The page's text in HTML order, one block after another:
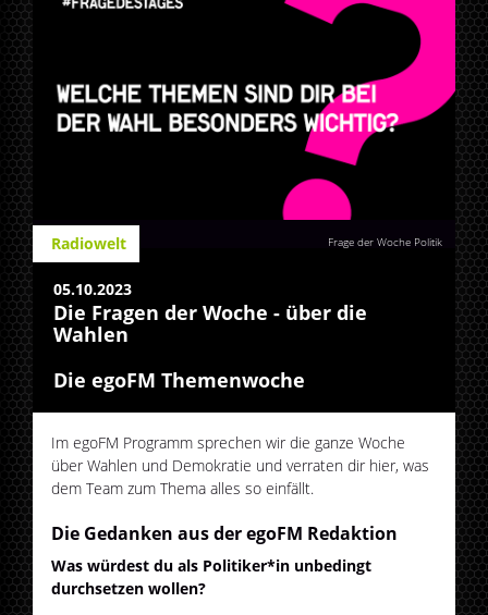
Frage der Woche Politik
Radiowelt
05.10.2023
Die Fragen der Woche - über die
Wahlen
Die egoFM Themenwoche
Im egoFM Programm sprechen wir die ganze Woche
über Wahlen und Demokratie und verraten dir hier, was
dem Team zum Thema alles so einfällt.
Die Gedanken aus der egoFM Redaktion
Was würdest du als Politiker*in unbedingt
durchsetzen wollen?